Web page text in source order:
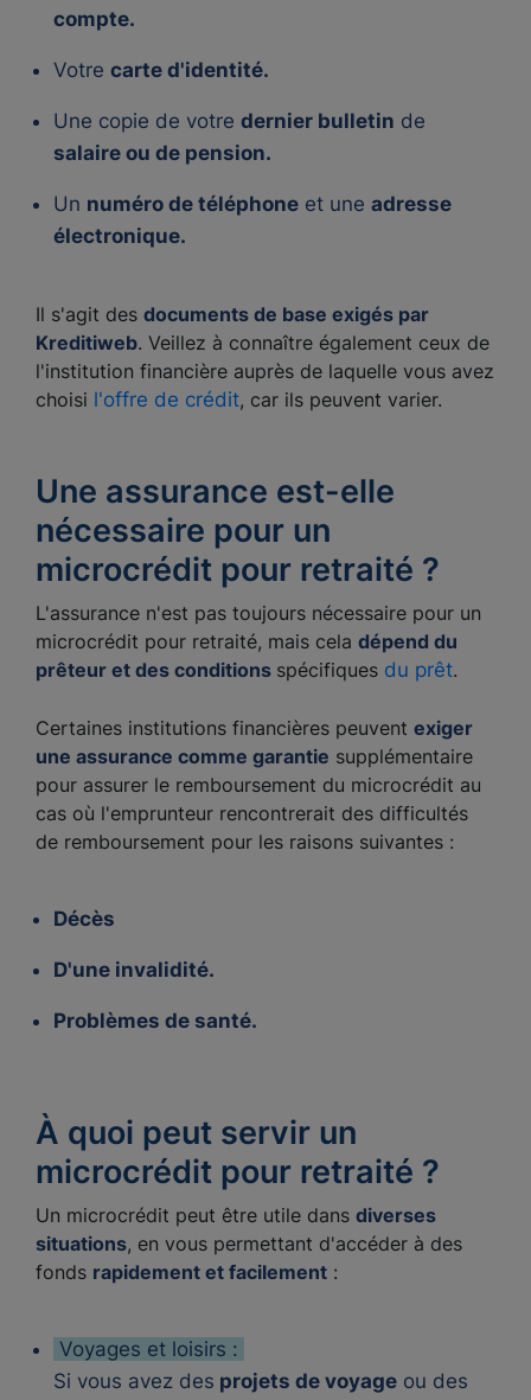
compte.
Votre carte d'identité.
Une copie de votre dernier bulletin de
salaire ou de pension.
Un numéro de téléphone et une adresse
électronique.
Il s'agit des documents de base exigés par
Kreditiweb. Veillez à connaître également ceux de
l'institution financière auprès de laquelle vous avez
choisi l'offre de crédit, car ils peuvent varier.
Une assurance est-elle
nécessaire pour un
microcrédit pour retraité ?
L'assurance n'est pas toujours nécessaire pour un
microcrédit pour retraité, mais cela dépend du
prêteur et des conditions spécifiques du prêt.
Certaines institutions financières peuvent exiger
une assurance comme garantie supplémentaire
pour assurer le remboursement du microcrédit au
cas où l'emprunteur rencontrerait des difficultés
de remboursement pour les raisons suivantes :
Décès
D'une invalidité.
Problèmes de santé.
À quoi peut servir un
microcrédit pour retraité ?
Un microcrédit peut être utile dans diverses
situations, en vous permettant d'accéder à des
fonds rapidement et facilement :
Voyages et loisirs :
Si vous avez des projets de voyage ou des